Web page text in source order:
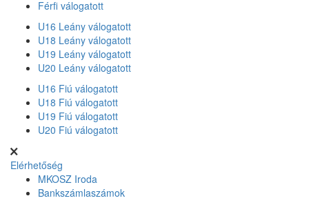
Férfi válogatott
U16 Leány válogatott
U18 Leány válogatott
U19 Leány válogatott
U20 Leány válogatott
U16 Fiú válogatott
U18 Fiú válogatott
U19 Fiú válogatott
U20 Fiú válogatott
Elérhetőség
MKOSZ Iroda
Bankszámlaszámok